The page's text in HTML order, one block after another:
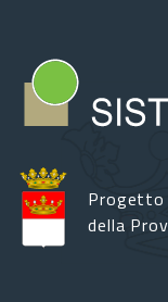
Progetto
della